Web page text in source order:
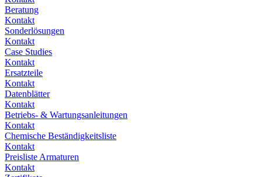
Beratung
Kontakt
Sonderlösungen
Kontakt
Case Studies
Kontakt
Ersatzteile
Kontakt
Datenblätter
Kontakt
Betriebs- & Wartungsanleitungen
Kontakt
Chemische Beständigkeitsliste
Kontakt
Preisliste Armaturen
Kontakt